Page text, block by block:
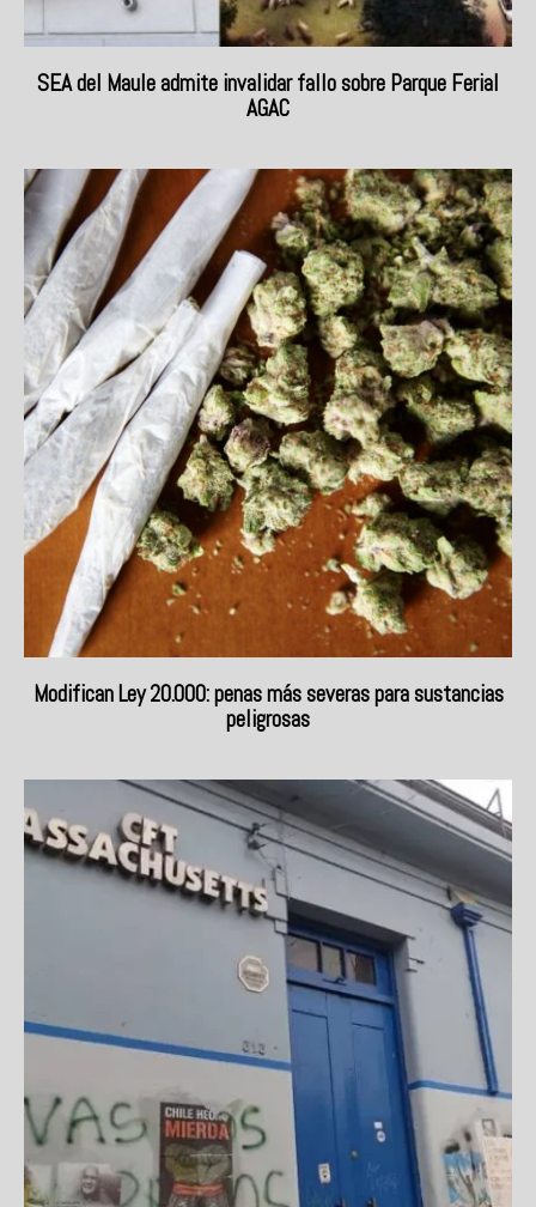
SEA del Maule admite invalidar fallo sobre Parque Ferial
AGAC
Modifican Ley 20.000: penas más severas para sustancias
peligrosas